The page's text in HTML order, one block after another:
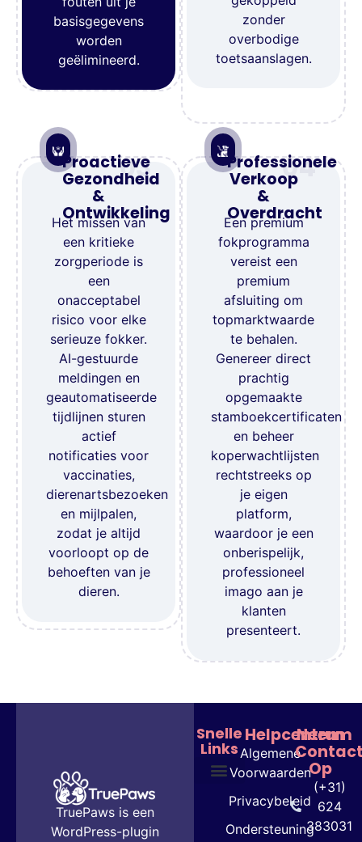
basisgegevens
worden
geëlimineerd.
zonder
overbodige
toetsaanslagen.
03
Proactieve
Gezondheid
&
Ontwikkeling
Het missen van
een kritieke
zorgperiode is
een
onacceptabel
risico voor elke
serieuze fokker.
AI-gestuurde
meldingen en
geautomatiseerde
tijdlijnen sturen
actief
notificaties voor
vaccinaties,
dierenartsbezoeken
en mijlpalen,
zodat je altijd
voorloopt op de
behoeften van je
dieren.
04
Professionele
Verkoop
&
Overdracht
Een premium
fokprogramma
vereist een
premium
afsluiting om
topmarktwaarde
te behalen.
Genereer direct
prachtig
opgemaakte
stamboekcertificaten
en beheer
koperwachtlijsten
rechtstreeks op
je eigen
platform,
waardoor je een
onberispelijk,
professioneel
imago aan je
klanten
presenteert.
TruePaws is een
WordPress-plugin
Snelle
Links
Helpcentrum
Algemene
Voorwaarden
Privacybeleid
Ondersteuning
Neem
Op
(+31)
624
383031